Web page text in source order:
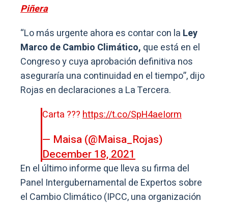
Piñera
“Lo más urgente ahora es contar con la Ley
Marco de Cambio Climático, que está en el
Congreso y cuya aprobación definitiva nos
aseguraría una continuidad en el tiempo”, dijo
Rojas en declaraciones a La Tercera.
Carta ???https://t.co/SpH4aeIorm
— Maisa (@Maisa_Rojas)
December 18, 2021
En el último informe que lleva su firma del
Panel Intergubernamental de Expertos sobre
el Cambio Climático (IPCC, una organización